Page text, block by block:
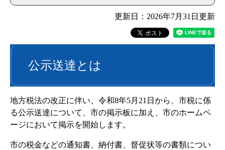
更新日：2026年7月31日更新
公示送達とは
地方税法の改正に伴い、令和8年5月21日から、市税に係
る公示送達について、市の掲示板に加え、市のホームペ
ージにおいて掲示を開始します。
市の税金などの通知書、納付書、督促状等の書類につい